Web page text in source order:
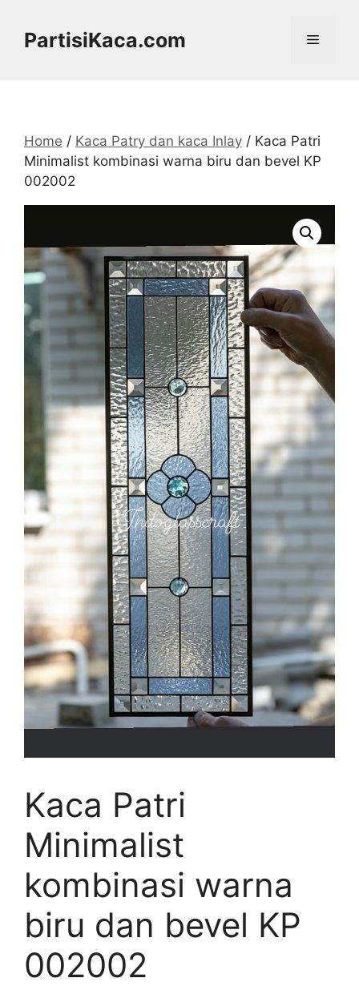
contentPartisiKaca.com Menu
Home / Kaca Patry dan kaca Inlay / Kaca Patri
Minimalist kombinasi warna biru dan bevel KP
002002
Kaca Patri
Minimalist
kombinasi warna
biru dan bevel KP
002002